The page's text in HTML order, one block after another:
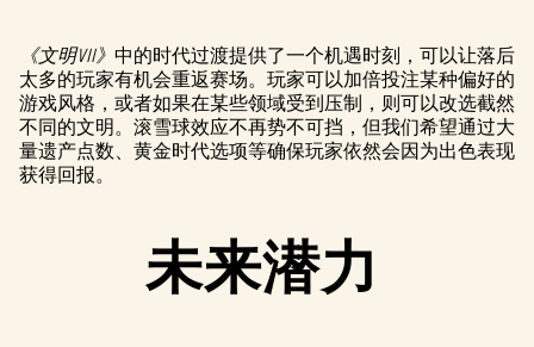
《文明VII》 中的时代过渡提供了一个机遇时刻，可以让落后
太多的玩家有机会重返赛场。玩家可以加倍投注某种偏好的
游戏风格，或者如果在某些领域受到压制，则可以改选截然
不同的文明。滚雪球效应不再势不可挡，但我们希望通过大
量遗产点数、黄金时代选项等确保玩家依然会因为出色表现
获得回报。
未来潜力